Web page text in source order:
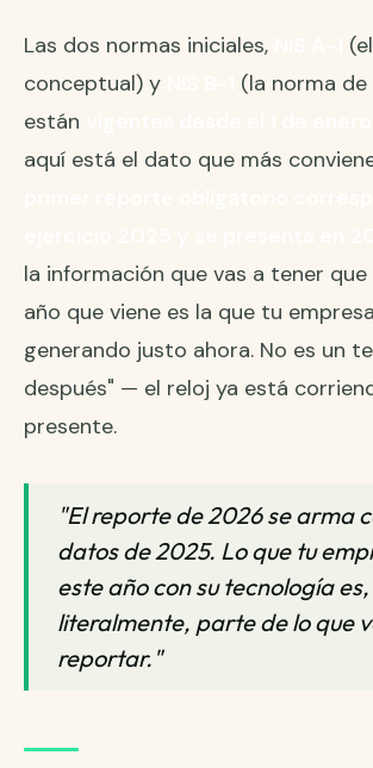
Las dos normas iniciales,
conceptual) y
(la norma de
están
aquí está el dato que más
la información que vas a tener
año que viene es la que tu
generando justo ahora. No es un
después" — el reloj ya está
presente.
"El reporte de 2026 se arma
datos de 2025. Lo que tu
este año con su tecnología es,
literalmente, parte de lo que
reportar."